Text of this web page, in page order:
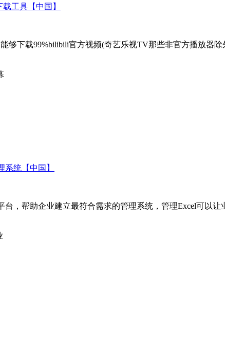
工具【中国】
够下载99%bilibili官方视频(奇艺乐视TV那些非官方播放器
系统【中国】
，帮助企业建立最符合需求的管理系统，管理Excel可以